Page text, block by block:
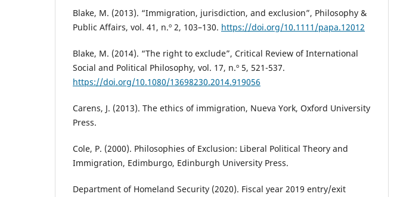
Blake, M. (2013). “Immigration, jurisdiction, and exclusion”, Philosophy &
Public Affairs, vol. 41, n.º 2, 103–130. https://doi.org/10.1111/papa.12012
Blake, M. (2014). “The right to exclude”, Critical Review of International
Social and Political Philosophy, vol. 17, n.º 5, 521-537.
https://doi.org/10.1080/13698230.2014.919056
Carens, J. (2013). The ethics of immigration, Nueva York, Oxford University
Press.
Cole, P. (2000). Philosophies of Exclusion: Liberal Political Theory and
Immigration, Edimburgo, Edinburgh University Press.
Department of Homeland Security (2020). Fiscal year 2019 entry/exit